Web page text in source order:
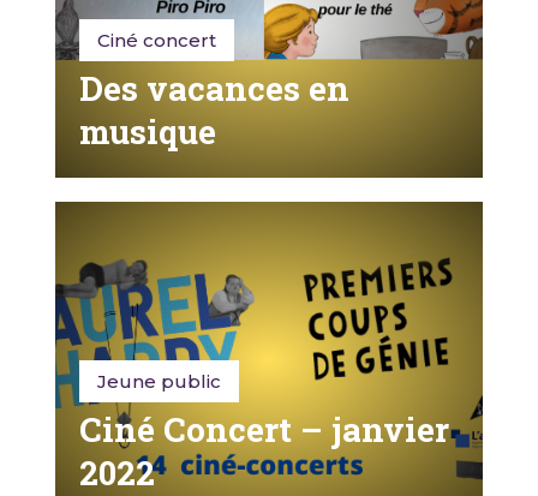
Ciné concert
Des vacances en
musique
Jeune public
Ciné Concert – janvier
2022